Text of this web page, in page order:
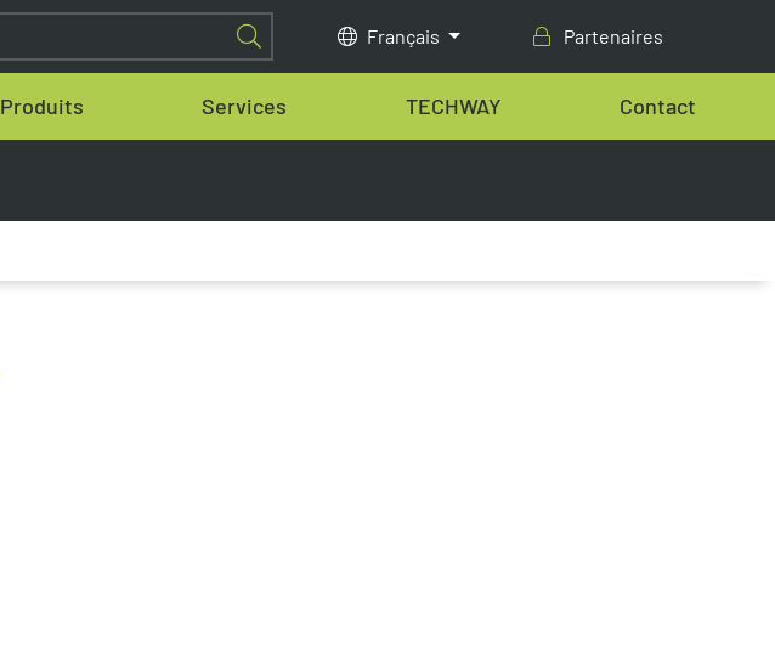
Français Partenaires
Produits Services TECHWAY Contact